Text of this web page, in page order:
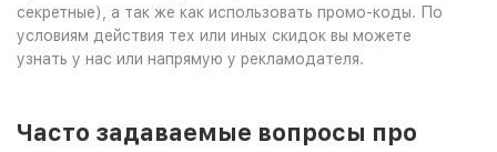
секретные), а так же как использовать промо-коды. По
условиям действия тех или иных скидок вы можете
узнать у нас или напрямую у рекламодателя.
Часто задаваемые вопросы про